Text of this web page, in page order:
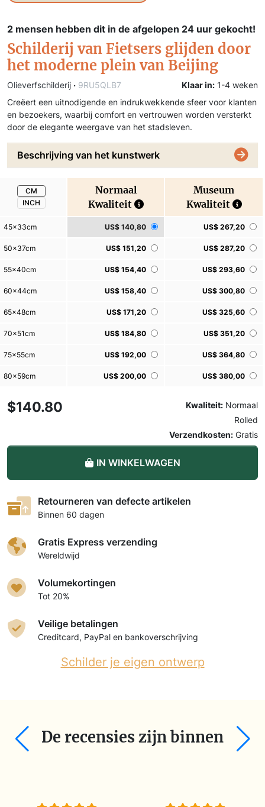
2 mensen hebben dit in de afgelopen 24 uur gekocht!
Schilderij van Fietsers glijden door
het moderne plein van Beijing
Olieverfschilderij · 9RU5QLB7 Klaar in: 1-4 weken
Creëert een uitnodigende en indrukwekkende sfeer voor klanten
en bezoekers, waarbij comfort en vertrouwen worden versterkt
door de elegante weergave van het stadsleven.
Beschrijving van het kunstwerk
CM
INCH
Normaal
Kwaliteit
Museum
Kwaliteit
45x33cm US$ 140,80 US$ 267,20
50x37cm US$ 151,20 US$ 287,20
55x40cm US$ 154,40 US$ 293,60
60x44cm US$ 158,40 US$ 300,80
65x48cm US$ 171,20 US$ 325,60
70x51cm US$ 184,80 US$ 351,20
75x55cm US$ 192,00 US$ 364,80
80x59cm US$ 200,00 US$ 380,00
$140.80 Kwaliteit: Normaal
Rolled
Verzendkosten: Gratis
IN WINKELWAGEN
Retourneren van defecte artikelen
Binnen 60 dagen
Gratis Express verzending
Wereldwijd
Volumekortingen
Tot 20%
Veilige betalingen
Creditcard, PayPal en bankoverschrijving
Schilder je eigen ontwerp
De recensies zijn binnen